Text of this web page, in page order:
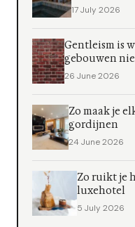
17 July 2026
Gentleism is
gebouwen
26 June 2026
Zo maak je
gordijnen
24 June 2026
Zo ruikt je
luxehotel
5 July 2026